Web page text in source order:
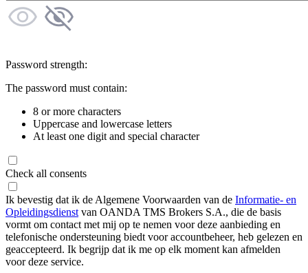
Password strength:
The password must contain:
8 or more characters
Uppercase and lowercase letters
At least one digit and special character
Check all consents
Ik bevestig dat ik de Algemene Voorwaarden van de Informatie- en
Opleidingsdienst van OANDA TMS Brokers S.A., die de basis
vormt om contact met mij op te nemen voor deze aanbieding en
telefonische ondersteuning biedt voor accountbeheer, heb gelezen en
geaccepteerd. Ik begrijp dat ik me op elk moment kan afmelden
voor deze service.